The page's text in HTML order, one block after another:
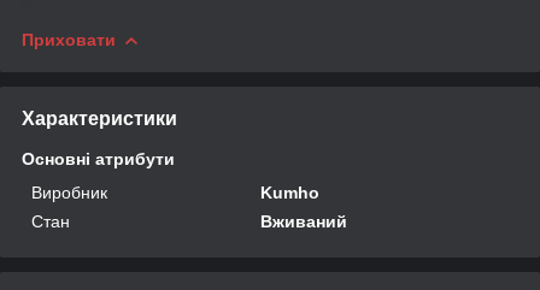
Приховати
Характеристики
Основні атрибути
Виробник
Kumho
Стан
Вживаний